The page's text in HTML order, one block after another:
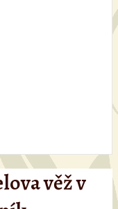
věž v